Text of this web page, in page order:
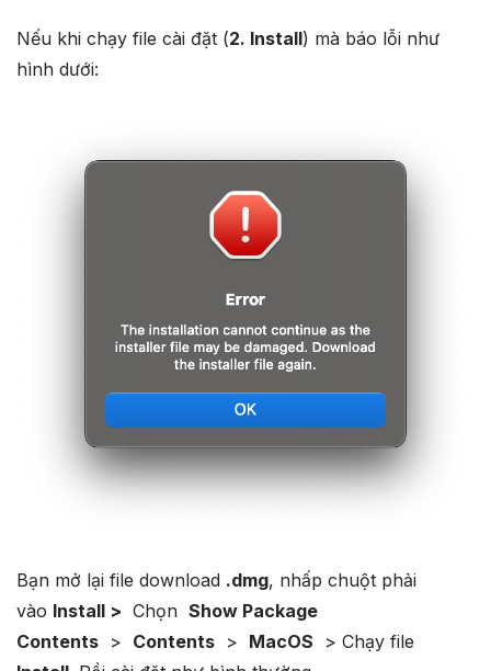
Nếu khi chạy file cài đặt (2. Install) mà báo lỗi như
hình dưới:
Bạn mở lại file download .dmg, nhấp chuột phải
vào Install > Chọn Show Package
Contents > Contents > MacOS > Chạy file